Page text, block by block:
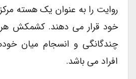
روایت را به عنوان یک هسته
خود قرار می دهند. کشمکش هر
چندگانگی و انسجام میان
افراد می باشد.